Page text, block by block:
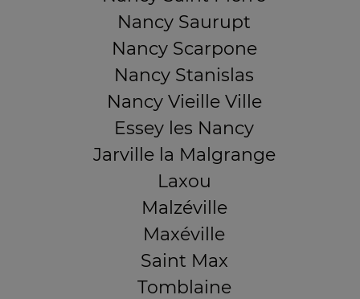
Nancy Saurupt
Nancy Scarpone
Nancy Stanislas
Nancy Vieille Ville
Essey les Nancy
Jarville la Malgrange
Laxou
Malzéville
Maxéville
Saint Max
Tomblaine